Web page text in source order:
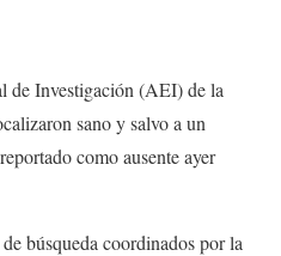
de Investigación (AEI) de la
sano y salvo a un
como ausente ayer
búsqueda coordinados por la